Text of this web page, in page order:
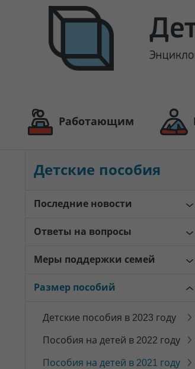
Работающим
Детские пособия
Последние новости
Ответы на вопросы
Меры поддержки семей
Размер пособий
Детские пособия в 2023 году
Пособия на детей в 2022 году
Пособия на детей в 2021 году